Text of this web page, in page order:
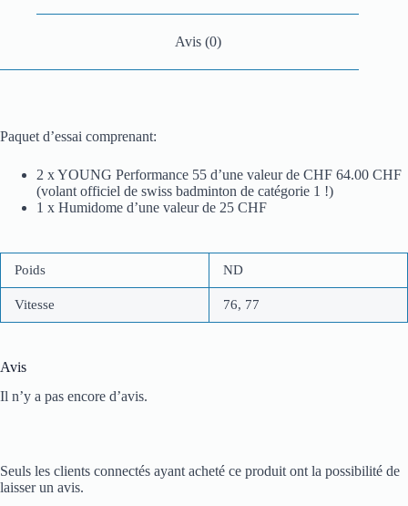
Avis (0)
Paquet d’essai comprenant:
2 x YOUNG Performance 55 d’une valeur de CHF 64.00 CHF
(volant officiel de swiss badminton de catégorie 1 !)
1 x Humidome d’une valeur de 25 CHF
Poids ND
Vitesse 76, 77
Avis
Il n’y a pas encore d’avis.
Seuls les clients connectés ayant acheté ce produit ont la possibilité de
laisser un avis.